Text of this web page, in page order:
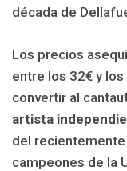
década de
Los precios
entre los 32€ y
convertir al
artista
del
campeones de la